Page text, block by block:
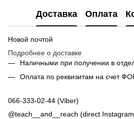
Доставка Оплата
Новой почтой
Подробнее о доставке
Наличными при получении в
Оплата по реквизитам на счет
066-333-02-44 (Viber)
@teach__and__reach (direct